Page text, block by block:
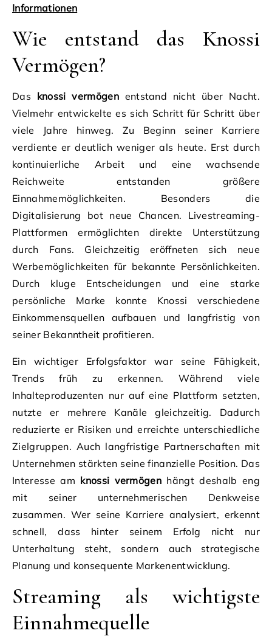
Informationen
Wie entstand das Knossi
Vermögen?
Das knossi vermögenentstand nicht über Nacht.
Vielmehr entwickelte es sich Schritt für Schritt über
viele Jahre hinweg. Zu Beginn seiner Karriere
verdiente er deutlich weniger als heute. Erst durch
kontinuierliche Arbeit und eine wachsende
Reichweite entstanden größere
Einnahmemöglichkeiten. Besonders die
Digitalisierung bot neue Chancen. Livestreaming-
Plattformen ermöglichten direkte Unterstützung
durch Fans. Gleichzeitig eröffneten sich neue
Werbemöglichkeiten für bekannte Persönlichkeiten.
Durch kluge Entscheidungen und eine starke
persönliche Marke konnte Knossi verschiedene
Einkommensquellen aufbauen und langfristig von
seiner Bekanntheit profitieren.
Ein wichtiger Erfolgsfaktor war seine Fähigkeit,
Trends früh zu erkennen. Während viele
Inhalteproduzenten nur auf eine Plattform setzten,
nutzte er mehrere Kanäle gleichzeitig. Dadurch
reduzierte er Risiken und erreichte unterschiedliche
Zielgruppen. Auch langfristige Partnerschaften mit
Unternehmen stärkten seine finanzielle Position. Das
Interesse am knossi vermögen hängt deshalb eng
mit seiner unternehmerischen Denkweise
zusammen. Wer seine Karriere analysiert, erkennt
schnell, dass hinter seinem Erfolg nicht nur
Unterhaltung steht, sondern auch strategische
Planung und konsequente Markenentwicklung.
Streaming als wichtigste
Einnahmequelle